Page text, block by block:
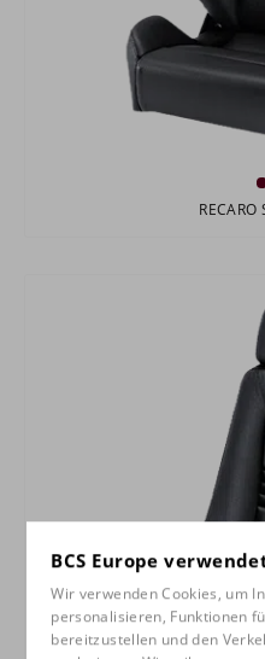
BCS Europe
Wir verwenden Cookies, um
personalisieren, Funktionen
bereitzustellen und den
RECARO